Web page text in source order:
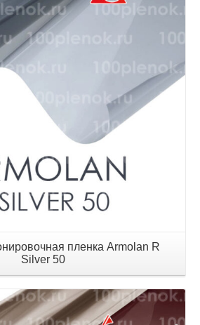
Детали
пленка Armolan R
Silver 50